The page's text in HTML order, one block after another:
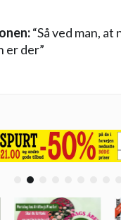
“Så ved man,
er der”